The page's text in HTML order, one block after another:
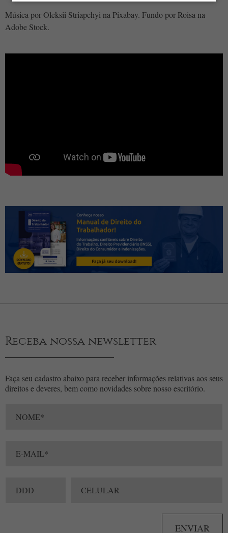
Música por Oleksii Striapchyi na Pixabay. Fundo por Roisa na
Adobe Stock.
Receba nossa newsletter
Faça seu cadastro abaixo para receber informações relativas aos seus
direitos e deveres, bem como novidades sobre nosso escritório.
ENVIAR